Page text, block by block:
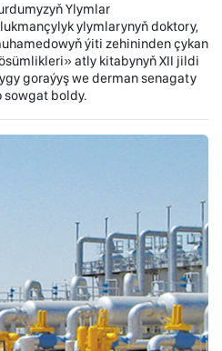
Ylymlar
ylymlarynyň doktory,
ýiti zehininden çykan
atly kitabynyň XII jildi
goraýyş we derman senagaty
sowgat boldy.